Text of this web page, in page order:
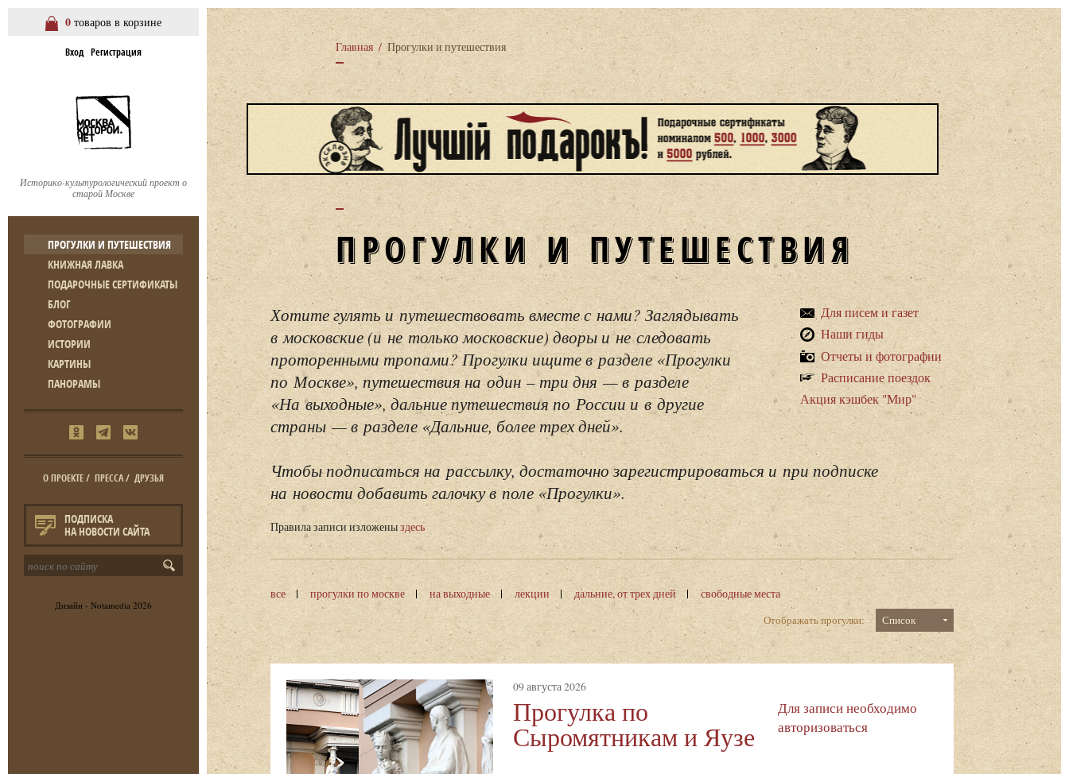
0 товаров в корзине
Вход Регистрация
Историко-культурологический проект о
старой Москве
ПРОГУЛКИ И ПУТЕШЕСТВИЯ
КНИЖНАЯ ЛАВКА
ПОДАРОЧНЫЕ СЕРТИФИКАТЫ
БЛОГ
ФОТОГРАФИИ
ИСТОРИИ
КАРТИНЫ
ПАНОРАМЫ
О ПРОЕКТЕ/ ПРЕССА/ ДРУЗЬЯ
ПОДПИСКА
НА НОВОСТИ САЙТА
Дизайн - Notamedia 2026
Главная / Прогулки и путешествия
ПРОГУЛКИ И ПУТЕШЕСТВИЯ
Для писем и газет
Наши гиды
Отчеты и фотографии
Расписание поездок
Акция кэшбек "Мир"
Хотите гулять и путешествовать вместе с нами? Заглядывать
в московские (и не только московские) дворы и не следовать
проторенными тропами? Прогулки ищите в разделе «Прогулки
по Москве», путешествия на один – три дня — в разделе
«На выходные», дальние путешествия по России и в другие
страны — в разделе «Дальние, более трех дней».
Чтобы подписаться на рассылку, достаточно зарегистрироваться и при подписке
на новости добавить галочку в поле «Прогулки».
Правила записи изложеныздесь
все прогулки по москве на выходные лекции дальние, от трех дней
свободные места
Отображать прогулки:
Список
09 августа 2026
Прогулка по
Сыромятникам и Яузе
Для записи необходимо
авторизоваться